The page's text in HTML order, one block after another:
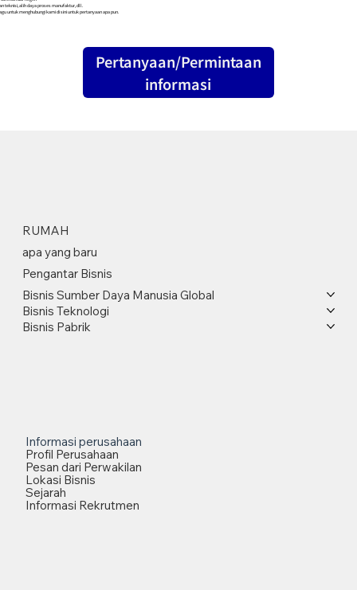
teknisi, alih daya proses manufaktur, dll.
untuk menghubungi kami di sini untuk pertanyaan apa pun.
Pertanyaan/Permintaan
informasi
RUMAH
apa yang baru
Pengantar Bisnis
Bisnis Sumber Daya Manusia Global
Bisnis Teknologi
Bisnis Pabrik
Informasi perusahaan
Profil Perusahaan
Pesan dari Perwakilan
Lokasi Bisnis
Sejarah
Informasi Rekrutmen